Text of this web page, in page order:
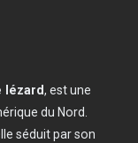
lézard, est une
du Nord.
séduit par son